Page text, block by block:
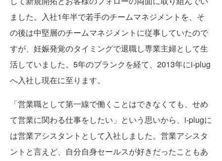
ました。入社1年半で若手のチームマネジメントを、そ
の後は中堅層のチームマネジメントに従事していたので
すが、妊娠発覚のタイミングで退職し専業主婦として生
活していました。5年のブランクを経て、2013年にi-plug
へ入社し現在に至ります。
「営業職として第一線で働くことはできなくても、せめ
て営業に関わる仕事をしたい」という思いから、i-plugに
は営業アシスタントとして入社しました。営業アシスタ
ントと言えど、自分自身セールスが好きだったこともあ